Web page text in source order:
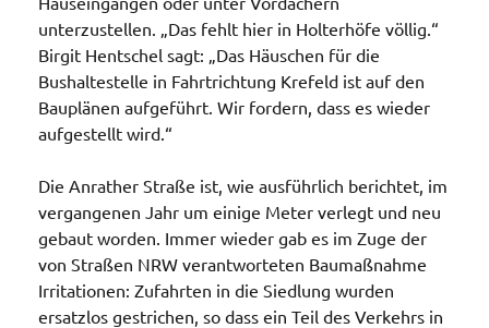
unterzustellen. „Das fehlt hier in Holterhöfe völlig.“
Birgit Hentschel sagt: „Das Häuschen für die
Bushaltestelle in Fahrtrichtung Krefeld ist auf den
Bauplänen aufgeführt. Wir fordern, dass es wieder
aufgestellt wird.“
Die Anrather Straße ist, wie ausführlich berichtet, im
vergangenen Jahr um einige Meter verlegt und neu
gebaut worden. Immer wieder gab es im Zuge der
von Straßen NRW verantworteten Baumaßnahme
Irritationen: Zufahrten in die Siedlung wurden
ersatzlos gestrichen, so dass ein Teil des Verkehrs in